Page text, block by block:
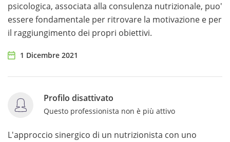
psicologica, associata alla consulenza nutrizionale, puo'
essere fondamentale per ritrovare la motivazione e per
il raggiungimento dei propri obiettivi.
1 Dicembre 2021
Profilo disattivato
Questo professionista non è più attivo
L'approccio sinergico di un nutrizionista con uno